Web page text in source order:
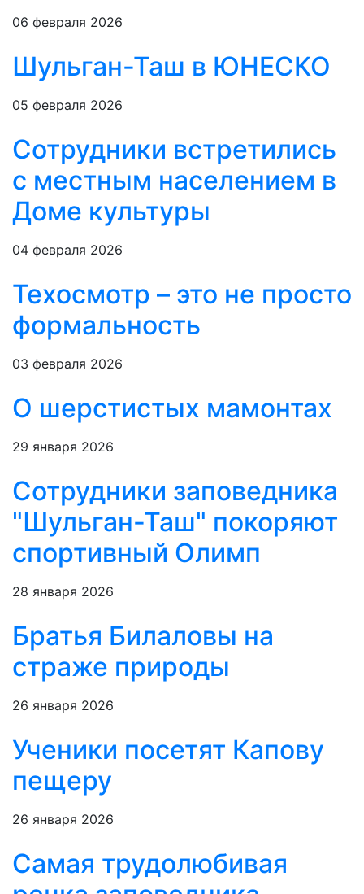
06 февраля 2026
Шульган-Таш в ЮНЕСКО
05 февраля 2026
Сотрудники встретились
с местным населением в
Доме культуры
04 февраля 2026
Техосмотр – это не просто
формальность
03 февраля 2026
О шерстистых мамонтах
29 января 2026
Сотрудники заповедника
"Шульган-Таш" покоряют
спортивный Олимп
28 января 2026
Братья Билаловы на
страже природы
26 января 2026
Ученики посетят Капову
пещеру
26 января 2026
Самая трудолюбивая